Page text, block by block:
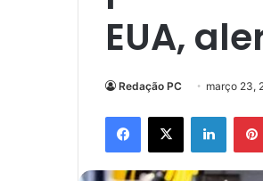
EUA,
Redação PC março 23,
Facebook
X